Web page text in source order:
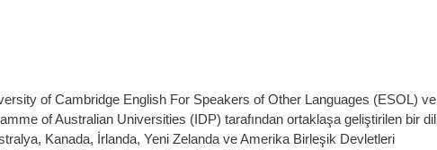
of Cambridge English For Speakers of Other Languages (ESOL) ve
of Australian Universities (IDP) tarafından ortaklaşa geliştirilen bir dil
Kanada, İrlanda, Yeni Zelanda ve Amerika Birleşik Devletleri